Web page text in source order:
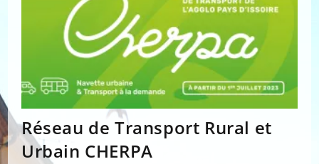
Réseau de Transport Rural et
Urbain CHERPA